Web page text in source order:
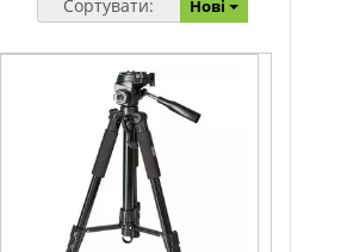
Сортувати: Нові